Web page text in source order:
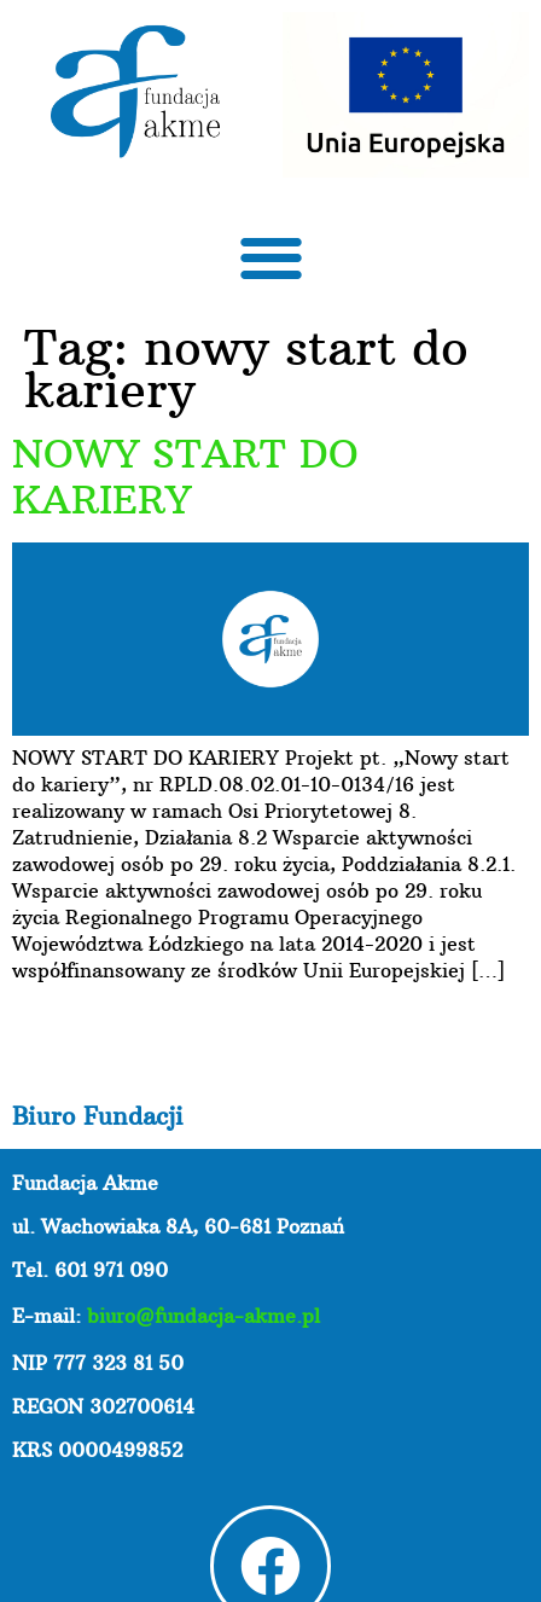
Tag: nowy start do
kariery
NOWY START DO
KARIERY
NOWY START DO KARIERY Projekt pt. „Nowy start
do kariery”, nr RPLD.08.02.01-10-0134/16 jest
realizowany w ramach Osi Priorytetowej 8.
Zatrudnienie, Działania 8.2 Wsparcie aktywności
zawodowej osób po 29. roku życia, Poddziałania 8.2.1.
Wsparcie aktywności zawodowej osób po 29. roku
życia Regionalnego Programu Operacyjnego
Województwa Łódzkiego na lata 2014-2020 i jest
współfinansowany ze środków Unii Europejskiej […]
Biuro Fundacji
Fundacja Akme
ul. Wachowiaka 8A, 60-681 Poznań
Tel. 601 971 090
E-mail: biuro@fundacja-akme.pl
NIP 777 323 81 50
REGON 302700614
KRS 0000499852